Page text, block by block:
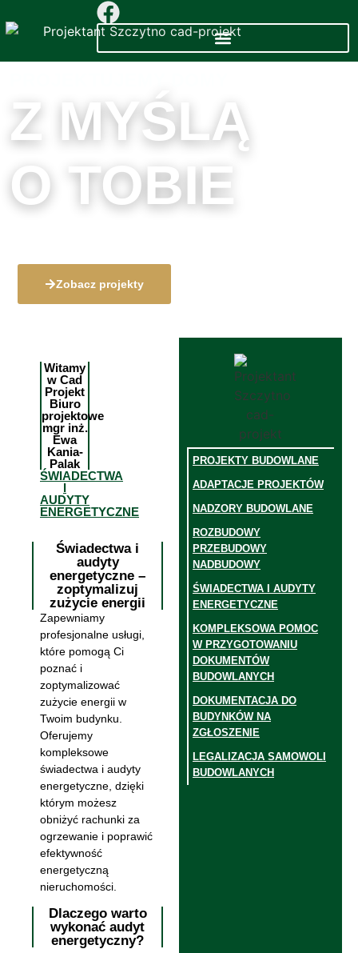
Z MYŚLĄ
O TOBIE
Zobacz projekty
Witamy
w Cad
Projekt
Biuro
projektowe
mgr inż.
Ewa
Kania-
Palak
ŚWIADECTWA
I
AUDYTY
ENERGETYCZNE
Świadectwa i
audyty
energetyczne –
zoptymalizuj
zużycie energii
Zapewniamy
profesjonalne usługi,
które pomogą Ci
poznać i
zoptymalizować
zużycie energii w
Twoim budynku.
Oferujemy
kompleksowe
świadectwa i audyty
energetyczne, dzięki
którym możesz
obniżyć rachunki za
ogrzewanie i poprawić
efektywność
energetyczną
nieruchomości.
Dlaczego warto
wykonać audyt
energetyczny?
PROJEKTY BUDOWLANE
ADAPTACJE PROJEKTÓW
NADZORY BUDOWLANE
ROZBUDOWY
PRZEBUDOWY
NADBUDOWY
ŚWIADECTWA I AUDYTY
ENERGETYCZNE
KOMPLEKSOWA POMOC
W PRZYGOTOWANIU
DOKUMENTÓW
BUDOWLANYCH
DOKUMENTACJA DO
BUDYNKÓW NA
ZGŁOSZENIE
LEGALIZACJA SAMOWOLI
BUDOWLANYCH